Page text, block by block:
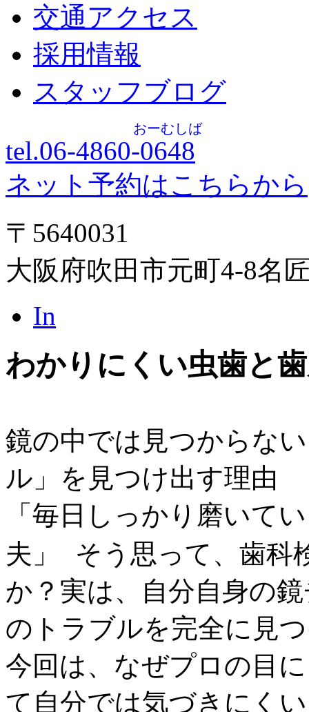
交通アクセス
採用情報
スタッフブログ
tel.06-4860-0648
おーむしば
ネット予約はこちらから
〒5640031
大阪府吹田市元町4-8名
In
わかりにくい虫歯と
鏡の中では見つからな
ル」を見つけ出す理由
「毎日しっかり磨いて
夫」 そう思って、歯科
か？実は、自分自身の
のトラブルを完全に見
今回は、なぜプロの目
て自分では気づきにく